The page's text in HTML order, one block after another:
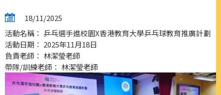
18/11/2025
活動名稱： 乒乓選手進校園X香港教育大學乒乓球教育推廣計劃
活動日期： 2025年11月18日
負責老師： 林潔瑩老師
帶隊/訓練老師： 林潔瑩老師